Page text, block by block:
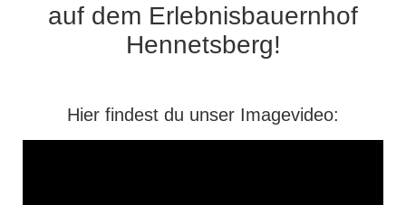
auf dem Erlebnisbauernhof
Hennetsberg!
Hier findest du unser Imagevideo: